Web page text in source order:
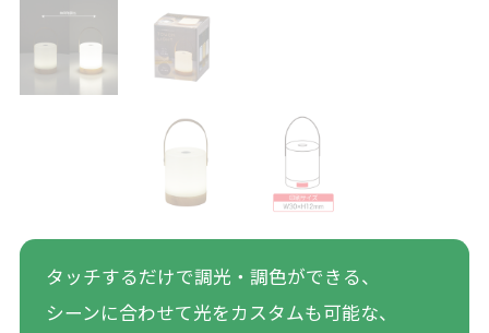
タッチするだけで調光・調色ができる、
シーンに合わせて光をカスタムも可能な、